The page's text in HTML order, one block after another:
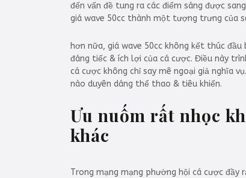
đến vấn đề tung ra các điểm sáng được
giá wave 50cc thành một tượng trưng của
hơn nữa, giá wave 50cc không kết thúc
đáng tiếc & ích lợi của cá cược. Điều này
cá cược không chỉ say mê ngoại giả nghĩa
nào duyên dáng thể thao & tiêu khiển.
Ưu nuốm rất nhọc
khác
Trong mạng mạng phường hội cá cược